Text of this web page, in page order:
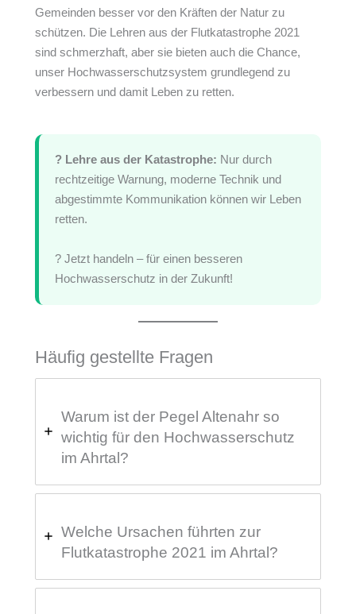
Gemeinden besser vor den Kräften der Natur zu
schützen. Die Lehren aus der Flutkatastrophe 2021
sind schmerzhaft, aber sie bieten auch die Chance,
unser Hochwasserschutzsystem grundlegend zu
verbessern und damit Leben zu retten.
? Lehre aus der Katastrophe: Nur durch
rechtzeitige Warnung, moderne Technik und
abgestimmte Kommunikation können wir Leben
retten.
? Jetzt handeln – für einen besseren
Hochwasserschutz in der Zukunft!
Häufig gestellte Fragen
Warum ist der Pegel Altenahr so
wichtig für den Hochwasserschutz
im Ahrtal?
Welche Ursachen führten zur
Flutkatastrophe 2021 im Ahrtal?